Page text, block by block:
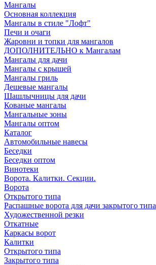
Мангалы
Основная коллекция
Мангалы в стиле "Лофт"
Печи и очаги
Жаровни и топки для мангалов
ДОПОЛНИТЕЛЬНО к Мангалам
Мангалы для дачи
Мангалы с крышей
Мангалы гриль
Дешевые мангалы
Шашлычницы для дачи
Кованые мангалы
Мангальные зоны
Мангалы оптом
Каталог
Автомобильные навесы
Беседки
Беседки оптом
Винотеки
Ворота. Калитки. Секции.
Ворота
Открытого типа
Распашные ворота для дачи закрытого типа
Художественной резки
Откатные
Каркасы ворот
Калитки
Открытого типа
Закрытого типа